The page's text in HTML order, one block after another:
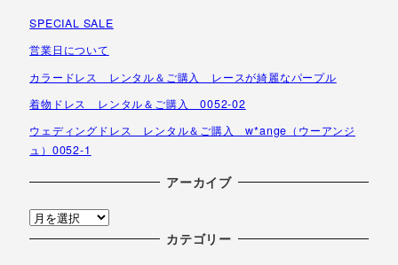
SPECIAL SALE
営業日について
カラードレス レンタル＆ご購入 レースが綺麗なパープル
着物ドレス レンタル＆ご購入 0052-02
ウェディングドレス レンタル＆ご購入 w*ange（ウーアンジ
ュ）0052-1
アーカイブ
ア
ー
カテゴリー